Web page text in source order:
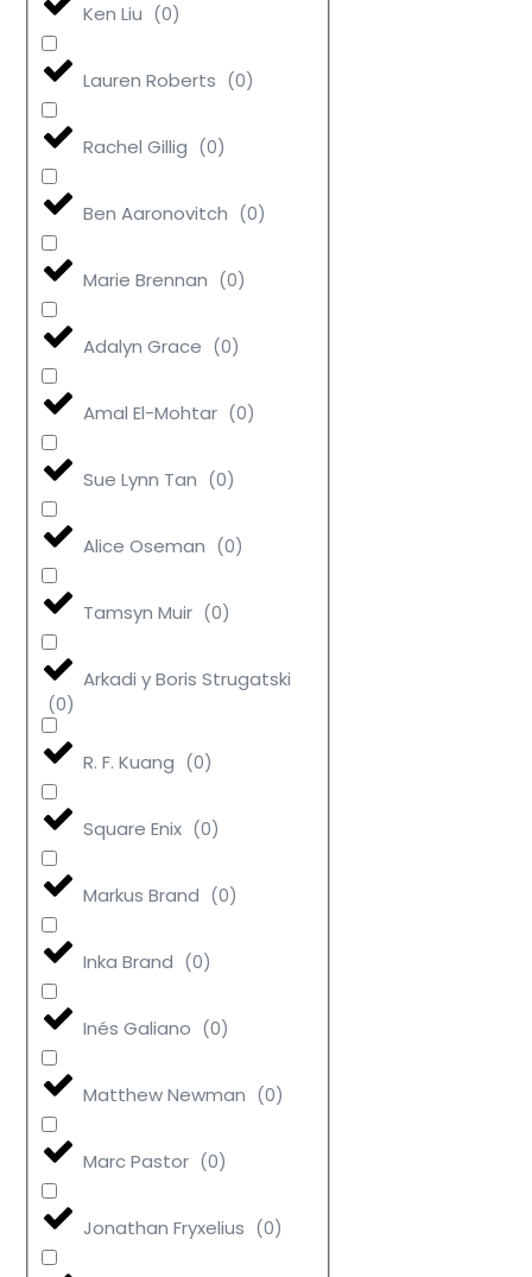
Ken Liu (0)
Lauren Roberts (0)
Rachel Gillig (0)
Ben Aaronovitch (0)
Marie Brennan (0)
Adalyn Grace (0)
Amal El-Mohtar (0)
Sue Lynn Tan (0)
Alice Oseman (0)
Tamsyn Muir (0)
Arkadi y Boris Strugatski
(0)
R. F. Kuang (0)
Square Enix (0)
Markus Brand (0)
Inka Brand (0)
Inés Galiano (0)
Matthew Newman (0)
Marc Pastor (0)
Jonathan Fryxelius (0)